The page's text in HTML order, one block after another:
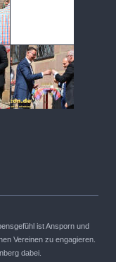
ist Ansporn und
Vereinen zu engagieren.
dabei.